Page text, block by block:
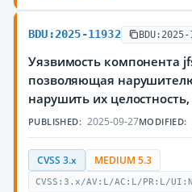
BDU:2025-11932 BDU:2025-
Уязвимость компонента
позволяющая
нарушить их
PUBLISHED: 2025-09-27MODIFIED:
CVSS 3.x MEDIUM 5.3
CVSS:3.x/AV:L/AC:L/PR:L/